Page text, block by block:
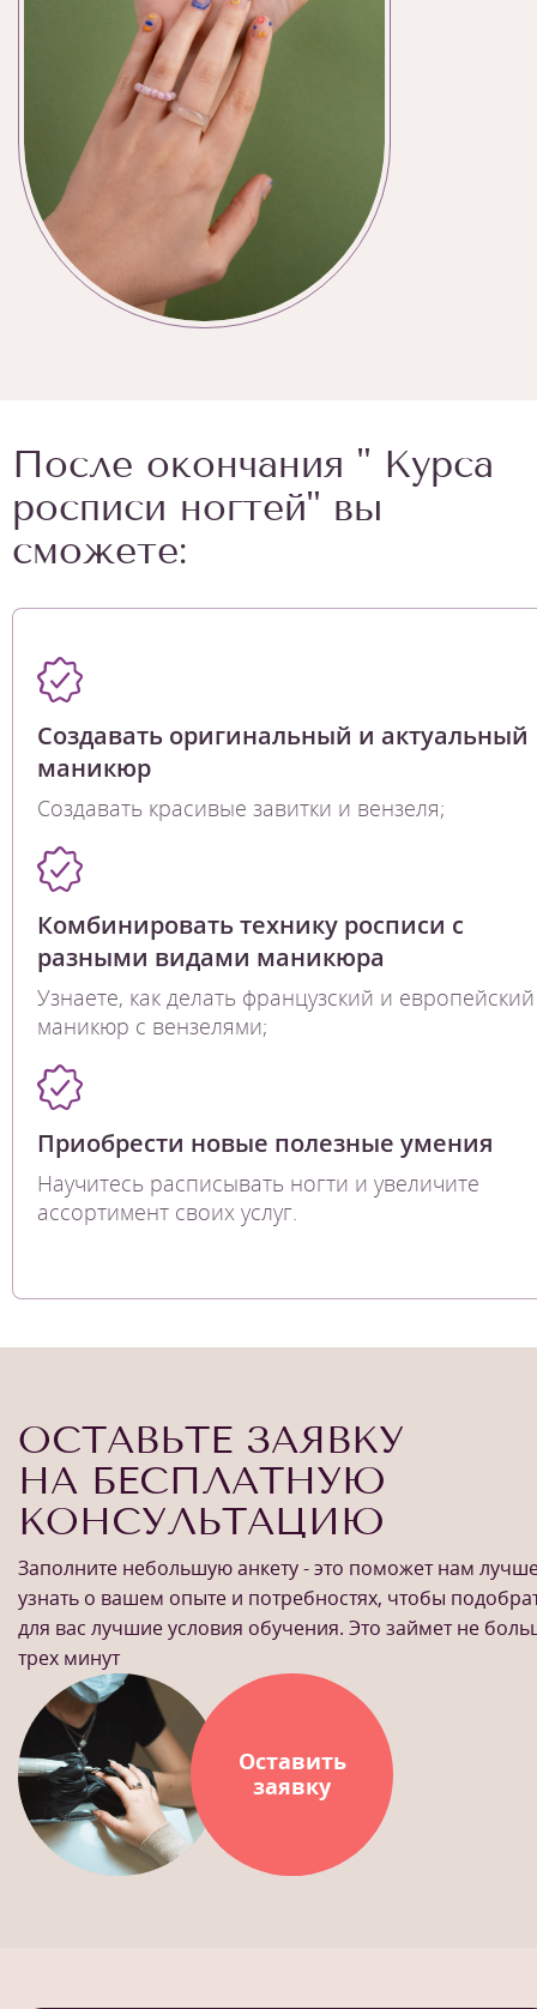
После окончания " Курса
росписи ногтей" вы
сможете:
Создавать оригинальный и актуальный
маникюр
Создавать красивые завитки и вензеля;
Комбинировать технику росписи с
разными видами маникюра
Узнаете, как делать французский и европейский
маникюр с вензелями;
Приобрести новые полезные умения
Научитесь расписывать ногти и увеличите
ассортимент своих услуг.
ОСТАВЬТЕ ЗАЯВКУ
НА БЕСПЛАТНУЮ
КОНСУЛЬТАЦИЮ
Заполните небольшую анкету - это поможет нам
узнать о вашем опыте и потребностях, чтобы
для вас лучшие условия обучения. Это займет не
трех минут
Оставить
заявку